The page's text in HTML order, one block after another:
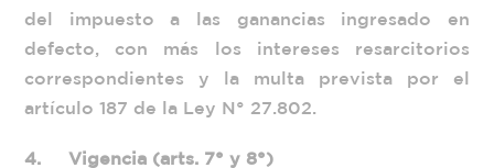
del impuesto a las ganancias ingresado en
defecto, con más los intereses resarcitorios
correspondientes y la multa prevista por el
artículo 187 de la Ley N° 27.802.
4.Vigencia (arts. 7° y 8°)